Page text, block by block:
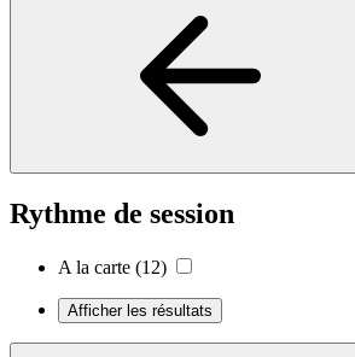
Rythme de session
A la carte (12)
Afficher les résultats